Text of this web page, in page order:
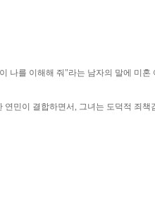
를 이해해 줘"라는 남자의 말에 미혼
민이 결합하면서, 그녀는 도덕적 죄